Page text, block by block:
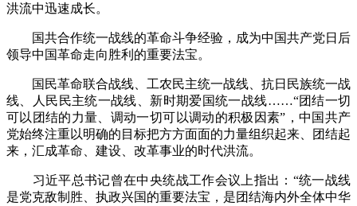
洪流中迅速成长。
国共合作统一战线的革命斗争经验，成为中国共产党日后
领导中国革命走向胜利的重要法宝。
国民革命联合战线、工农民主统一战线、抗日民族统一战
线、人民民主统一战线、新时期爱国统一战线……“团结一切
可以团结的力量、调动一切可以调动的积极因素”，中国共产
党始终注重以明确的目标把方方面面的力量组织起来、团结起
来，汇成革命、建设、改革事业的时代洪流。
习近平总书记曾在中央统战工作会议上指出：“统一战线
是党克敌制胜、执政兴国的重要法宝，是团结海内外全体中华